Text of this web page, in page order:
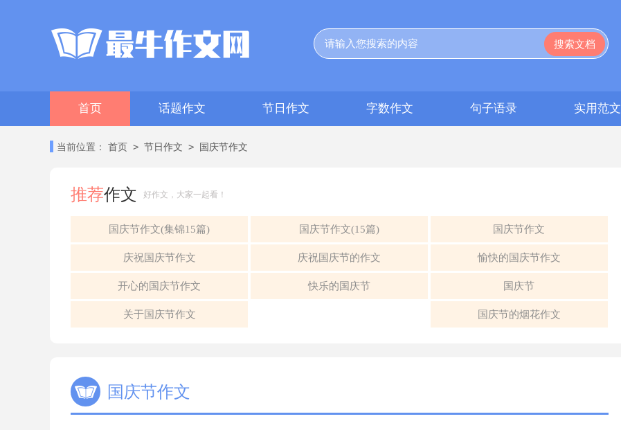
首页 话题作文 节日作文 字数作文 句子语录 实用范文
当前位置： 首页 > 节日作文 > 国庆节作文
推荐作文 好作文，大家一起看！
国庆节作文(集锦15篇) 国庆节作文(15篇) 国庆节作文
庆祝国庆节作文 庆祝国庆节的作文 愉快的国庆节作文
开心的国庆节作文 快乐的国庆节 国庆节
关于国庆节作文 国庆节的烟花作文
国庆节作文